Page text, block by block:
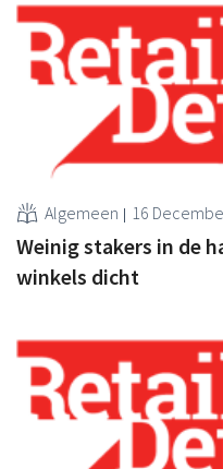
Algemeen 16
Weinig stakers in de
winkels dicht